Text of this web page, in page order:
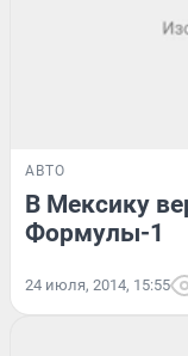
АВТО
В Мексику
Формулы-1
24 июля, 2014, 15:55